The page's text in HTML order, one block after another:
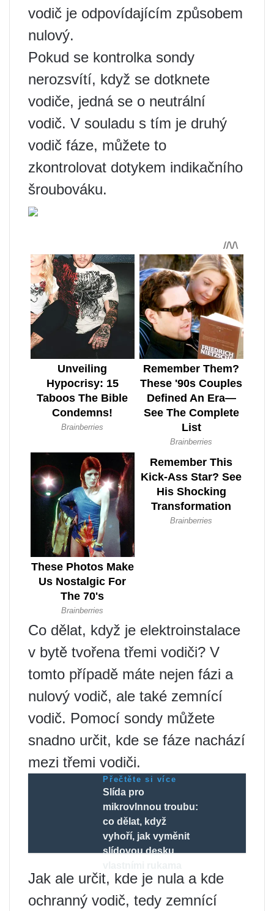
vodič je odpovídajícím způsobem
nulový.
Pokud se kontrolka sondy
nerozsvítí, když se dotknete
vodiče, jedná se o neutrální
vodič. V souladu s tím je druhý
vodič fáze, můžete to
zkontrolovat dotykem indikačního
šroubováku.
Co dělat, když je elektroinstalace
v bytě tvořena třemi vodiči? V
tomto případě máte nejen fázi a
nulový vodič, ale také zemnící
vodič. Pomocí sondy můžete
snadno určit, kde se fáze nachází
mezi třemi vodiči.
Přečtěte si více
Slída pro
mikrovlnnou troubu:
co dělat, když
vyhoří, jak vyměnit
slídovou desku
Jak ale určit, kde je nula a kde
ochranný vodič, tedy zemnící